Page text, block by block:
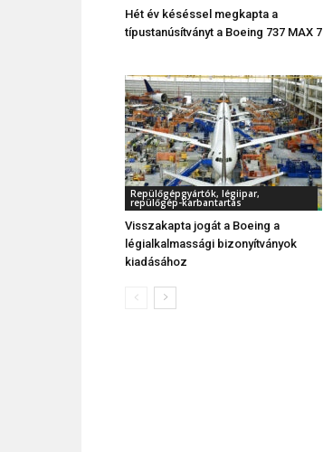
Hét év késéssel megkapta a
típustanúsítványt a Boeing 737 MAX 7
Repülőgépgyártók, légiipar,
repülőgép-karbantartás
Visszakapta jogát a Boeing a
légialkalmassági bizonyítványok
kiadásához